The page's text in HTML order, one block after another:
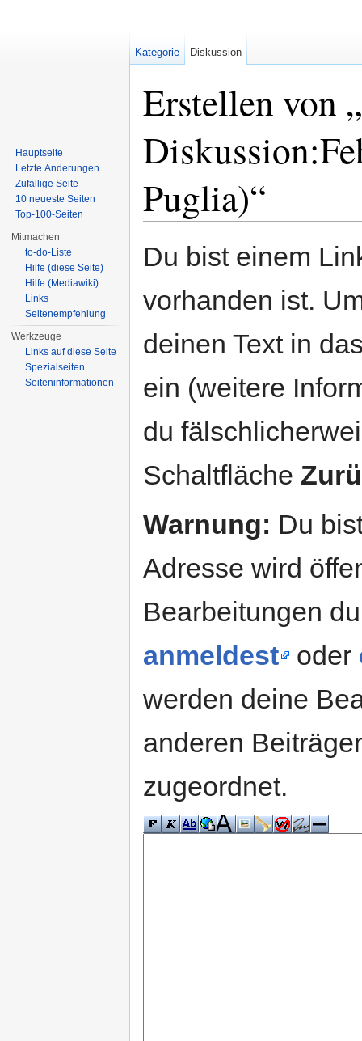
Erstellen von
Puglia)“
Du bist einem
vorhanden ist.
deinen Text in
ein (weitere
du
Schaltfläche
Warnung: Du
Adresse wird
Bearbeitungen
anmeldest
oder
werden deine
anderen
zugeordnet.
Kategorie Diskussion
Hauptseite
Letzte Änderungen
Zufällige Seite
10 neueste Seiten
Top-100-Seiten
Mitmachen
to-do-Liste
Hilfe (diese Seite)
Hilfe (Mediawiki)
Links
Seitenempfehlung
Werkzeuge
Links auf diese Seite
Spezialseiten
Seiteninformationen